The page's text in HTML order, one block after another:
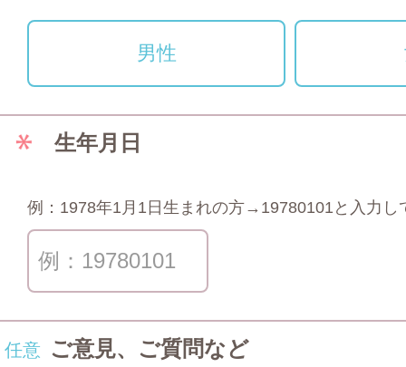
男性
生年月日
例：1978年1月1日生まれの方→19780101と入力し
任意 ご意見、ご質問など